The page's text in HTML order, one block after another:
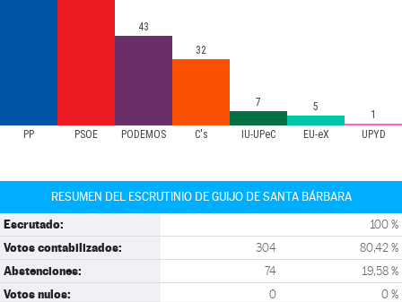
PP PSOE PODEMOS C's IU-UPeC EU-eX UPYD
43
32
7 5
1
RESUMEN DEL ESCRUTINIO DE GUIJO DE SANTA BÁRBARA
Escrutado: 100 %
Votos contabilizados: 304 80,42 %
Abstenciones: 74 19,58 %
Votos nulos: 0 0 %